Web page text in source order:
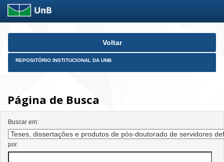
Skip
Voltar
REPOSITÓRIO INSTITUCIONAL DA UNB
Página de Busca
Buscar em:
por